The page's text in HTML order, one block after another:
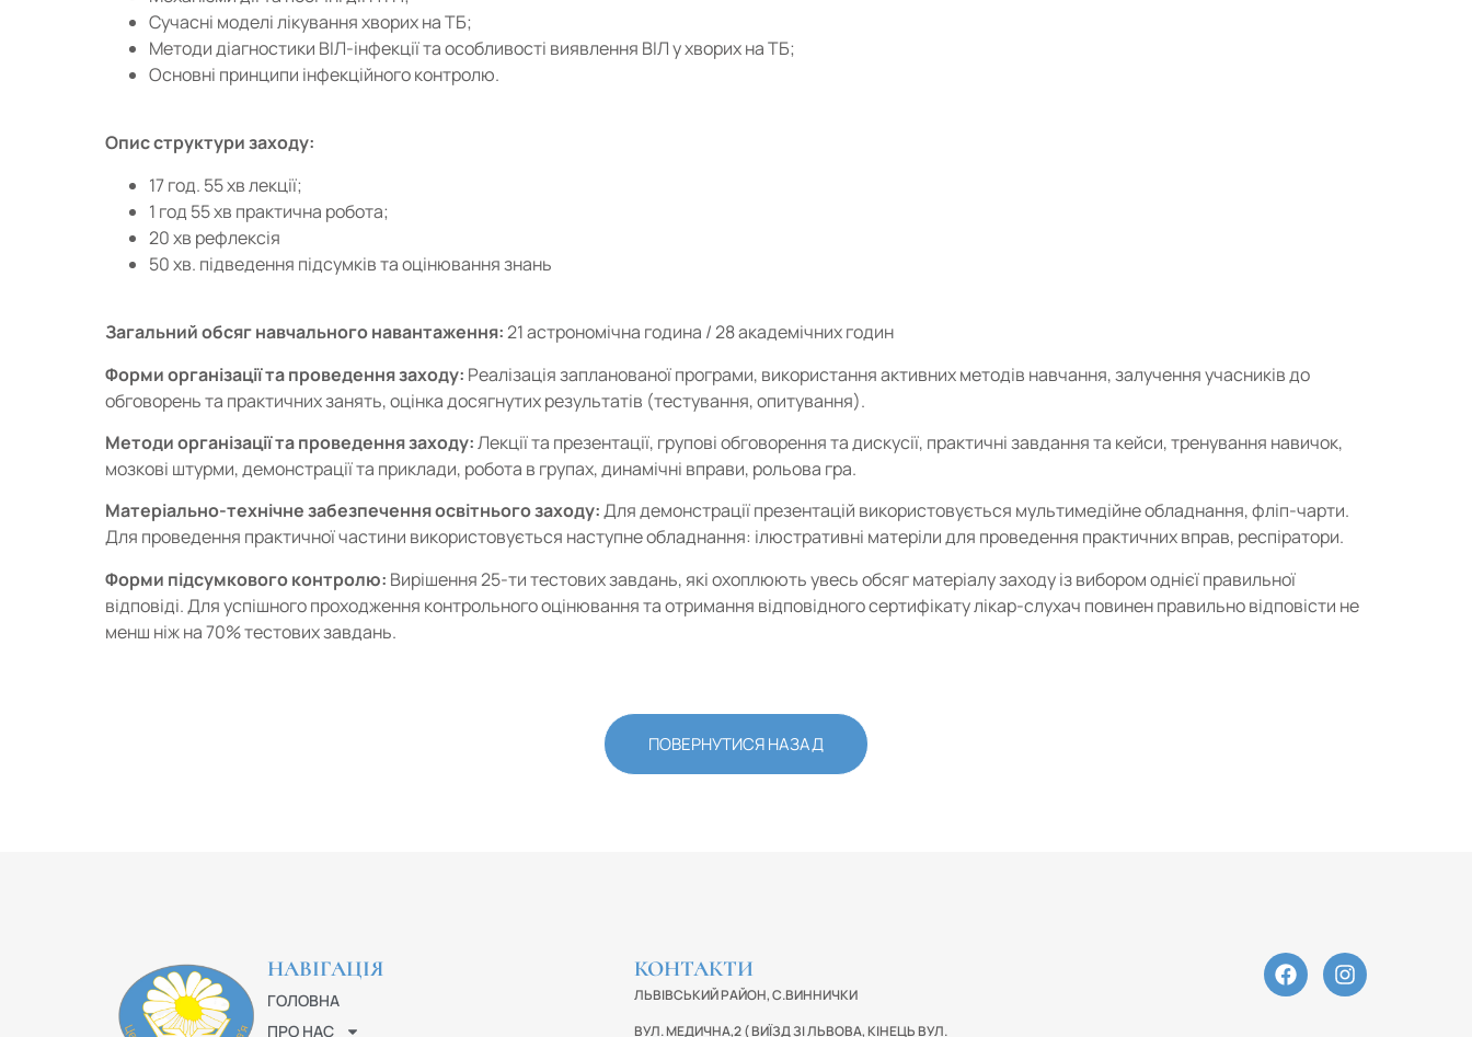
Сучасні моделі лікування хворих на ТБ;
Методи діагностики ВІЛ-інфекції та особливості виявлення ВІЛ у хворих на ТБ;
Основні принципи інфекційного контролю.
Опис структури заходу:
17 год. 55 хв лекції;
1 год 55 хв практична робота;
20 хв рефлексія
50 хв. підведення підсумків та оцінювання знань
Загальний обсяг навчального навантаження:21 астрономічна година / 28 академічних годин
Форми організації та проведення заходу: Реалізація запланованої програми, використання активних методів навчання, залучення учасників до
обговорень та практичних занять, оцінка досягнутих результатів (тестування, опитування).
Методи організації та проведення заходу:Лекції та презентації, групові обговорення та дискусії, практичні завдання та кейси, тренування навичок,
мозкові штурми, демонстрації та приклади, робота в групах, динамічні вправи, рольова гра.
Матеріально-технічне забезпечення освітнього заходу:Для демонстрації презентацій використовується мультимедійне обладнання, фліп-чарти.
Для проведення практичної частини використовується наступне обладнання: ілюстративні матеріли для проведення практичних вправ, респіратори.
Форми підсумкового контролю: Вирішення 25-ти тестових завдань, які охоплюють увесь обсяг матеріалу заходу із вибором однієї правильної
відповіді. Для успішного проходження контрольного оцінювання та отримання відповідного сертифікату лікар-слухач повинен правильно відповісти не
менш ніж на 70% тестових завдань.
ПОВЕРНУТИСЯ НАЗАД
НАВІГАЦІЯ
ГОЛОВНА
ПРО НАС
КОНТАКТИ
ЛЬВІВСЬКИЙ РАЙОН, С.ВИННИЧКИ
ВУЛ. МЕДИЧНА,2 ( ВИЇЗД ЗІ ЛЬВОВА, КІНЕЦЬ ВУЛ.